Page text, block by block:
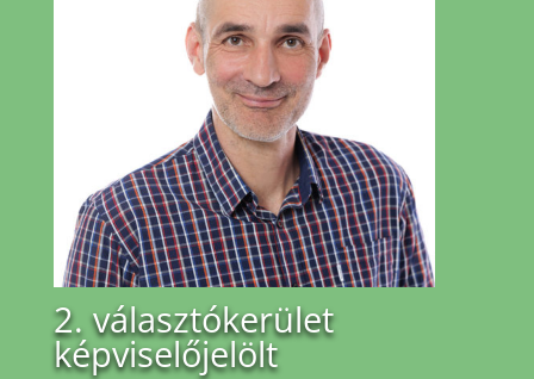
2. választókerület
képviselőjelölt